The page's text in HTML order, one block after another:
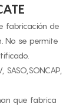
fabricación de
No se permite
que fabrica